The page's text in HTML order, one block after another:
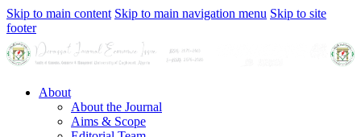
Skip to main content Skip to main navigation menu Skip to site
footer
About
About the Journal
Aims & Scope